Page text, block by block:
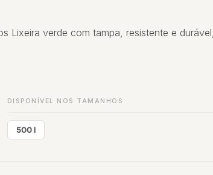
Lixeira verde com tampa, resistente e
DISPONÍVEL NOS TAMANHOS
500 l